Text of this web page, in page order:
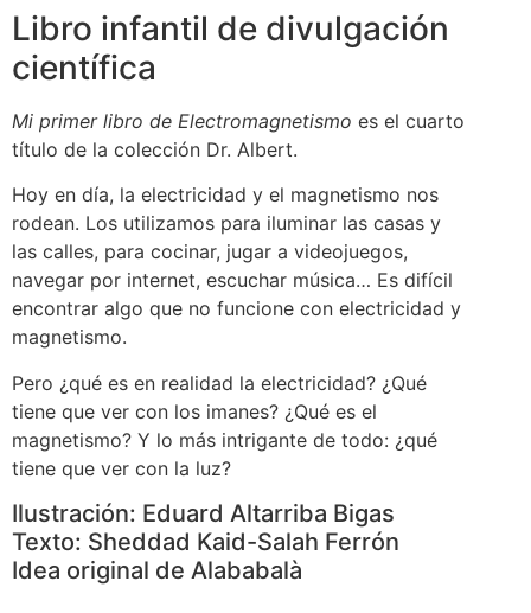
Libro infantil de divulgación
científica
Mi primer libro de Electromagnetismo es el cuarto
título de la colección Dr. Albert.
Hoy en día, la electricidad y el magnetismo nos
rodean. Los utilizamos para iluminar las casas y
las calles, para cocinar, jugar a videojuegos,
navegar por internet, escuchar música… Es difícil
encontrar algo que no funcione con electricidad y
magnetismo.
Pero ¿qué es en realidad la electricidad? ¿Qué
tiene que ver con los imanes? ¿Qué es el
magnetismo? Y lo más intrigante de todo: ¿qué
tiene que ver con la luz?
Ilustración: Eduard Altarriba Bigas
Texto: Sheddad Kaid-Salah Ferrón
Idea original de Alababalà